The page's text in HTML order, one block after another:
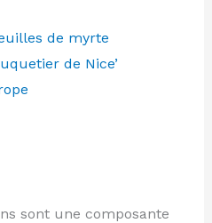
de myrte
de Nice’
sont une composante